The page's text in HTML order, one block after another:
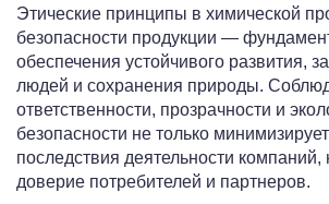
Этические принципы в химической
безопасности продукции —
обеспечения устойчивого развития,
людей и сохранения природы.
ответственности, прозрачности и
безопасности не только
последствия деятельности
доверие потребителей и партнеров.